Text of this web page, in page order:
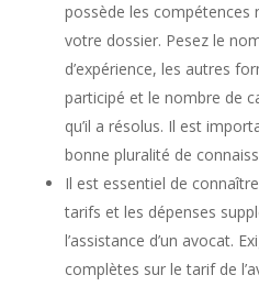
possède les compétences
votre dossier. Pesez le
d’expérience, les autres
participé et le nombre de
qu’il a résolus. Il est
bonne pluralité de
Il est essentiel de
tarifs et les dépenses
l’assistance d’un avocat.
complètes sur le tarif de